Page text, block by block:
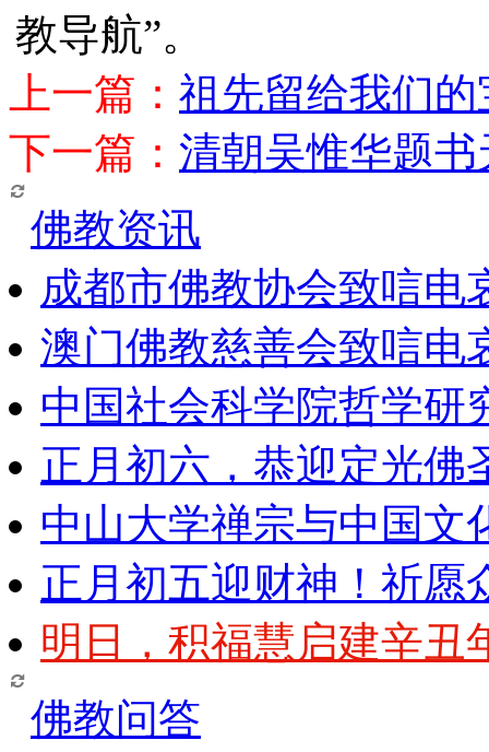
教导航”。
上一篇： 祖先留给我们的
下一篇： 清朝吴惟华题
佛教资讯
成都市佛教协会致唁电
澳门佛教慈善会致唁电
中国社会科学院哲学研
正月初六，恭迎定光佛
中山大学禅宗与中国文
正月初五迎财神！祈愿
明日，积福慧启建辛丑
佛教问答